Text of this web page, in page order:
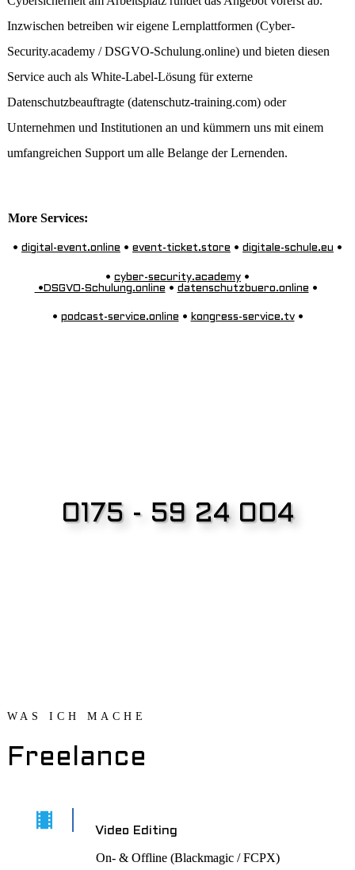
Inzwischen betreiben wir eigene Lernplattformen (Cyber-
Security.academy / DSGVO-Schulung.online) und bieten diesen
Service auch als White-Label-Lösung für externe
Datenschutzbeauftragte (datenschutz-training.com) oder
Unternehmen und Institutionen an und kümmern uns mit einem
umfangreichen Support um alle Belange der Lernenden.
More Services:
• digital-event.online • event-ticket.store • digitale-schule.eu •
• cyber-security.academy •
•DSGVO-Schulung.online • datenschutzbuero.online •
• podcast-service.online • kongress-service.tv•
0175 - 59 24 004
WAS ICH MACHE
Freelance
Video Editing
On- & Offline (Blackmagic / FCPX)